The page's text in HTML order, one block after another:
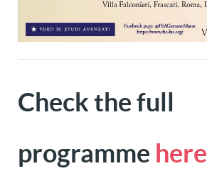
Check the full
programme here